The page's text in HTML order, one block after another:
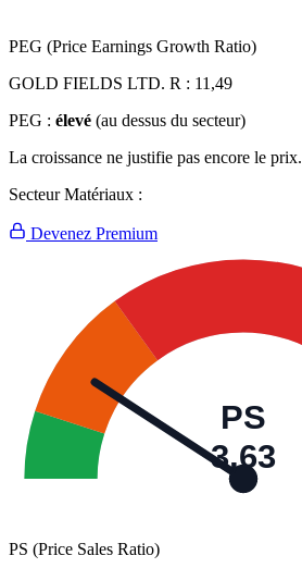
PEG (Price Earnings Growth Ratio)
GOLD FIELDS LTD. R : 11,49
PEG : élevé (au dessus du secteur)
La croissance ne justifie pas encore le prix.
Secteur Matériaux :
Devenez Premium
PS
3,63
PS (Price Sales Ratio)